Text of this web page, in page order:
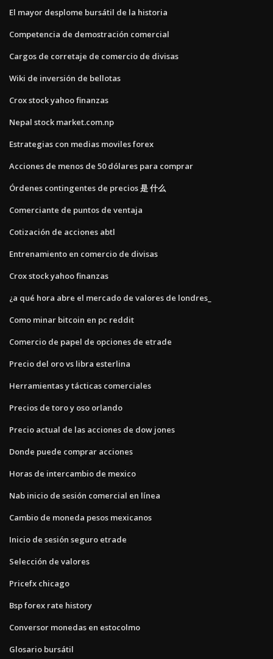
El mayor desplome bursátil de la historia
Competencia de demostración comercial
Cargos de corretaje de comercio de divisas
Wiki de inversión de bellotas
Crox stock yahoo finanzas
Nepal stock market.com.np
Estrategias con medias moviles forex
Acciones de menos de 50 dólares para comprar
Órdenes contingentes de precios 是 什么
Comerciante de puntos de ventaja
Cotización de acciones abtl
Entrenamiento en comercio de divisas
Crox stock yahoo finanzas
¿a qué hora abre el mercado de valores de londres_
Como minar bitcoin en pc reddit
Comercio de papel de opciones de etrade
Precio del oro vs libra esterlina
Herramientas y tácticas comerciales
Precios de toro y oso orlando
Precio actual de las acciones de dow jones
Donde puede comprar acciones
Horas de intercambio de mexico
Nab inicio de sesión comercial en línea
Cambio de moneda pesos mexicanos
Inicio de sesión seguro etrade
Selección de valores
Pricefx chicago
Bsp forex rate history
Conversor monedas en estocolmo
Glosario bursátil